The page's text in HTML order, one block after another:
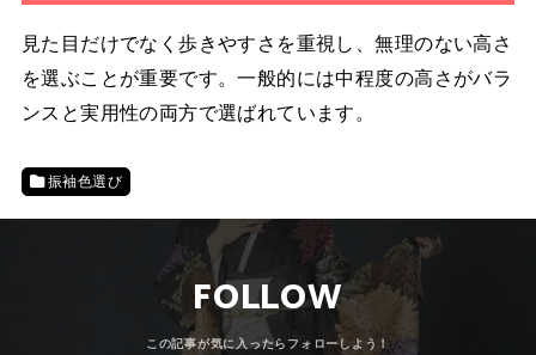
見た目だけでなく歩きやすさを重視し、無理のない高さ
を選ぶことが重要です。一般的には中程度の高さがバラ
ンスと実用性の両方で選ばれています。
振袖色選び
FOLLOW